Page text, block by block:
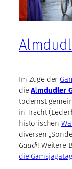
Im Zuge der
dieAlmdudler
todernst
in Tracht
historischen
diversen
Gaudi! Weitere
die